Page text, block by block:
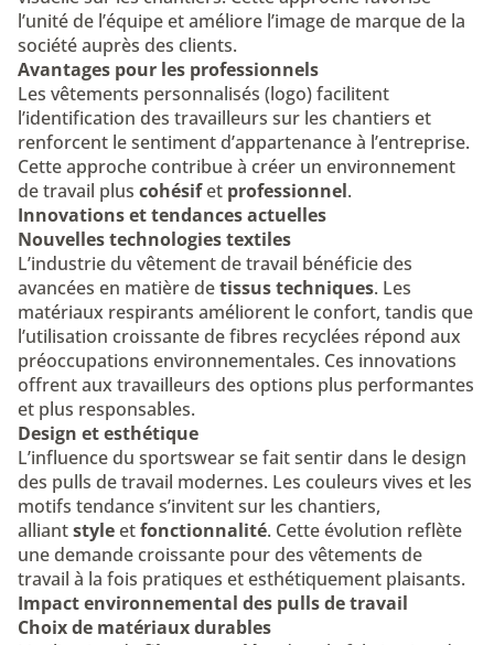
l’unité de l’équipe et améliore l’image de marque de la
société auprès des clients.
Avantages pour les professionnels
Les vêtements personnalisés (logo) facilitent
l’identification des travailleurs sur les chantiers et
renforcent le sentiment d’appartenance à l’entreprise.
Cette approche contribue à créer un environnement
de travail plus cohésifet professionnel.
Innovations et tendances actuelles
Nouvelles technologies textiles
L’industrie du vêtement de travail bénéficie des
avancées en matière detissus techniques. Les
matériaux respirants améliorent le confort, tandis que
l’utilisation croissante de fibres recyclées répond aux
préoccupations environnementales. Ces innovations
offrent aux travailleurs des options plus performantes
et plus responsables.
Design et esthétique
L’influence du sportswear se fait sentir dans le design
des pulls de travail modernes. Les couleurs vives et les
motifs tendance s’invitent sur les chantiers,
alliantstyleetfonctionnalité. Cette évolution reflète
une demande croissante pour des vêtements de
travail à la fois pratiques et esthétiquement plaisants.
Impact environnemental des pulls de travail
Choix de matériaux durables